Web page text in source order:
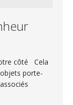
côté Cela
porte-